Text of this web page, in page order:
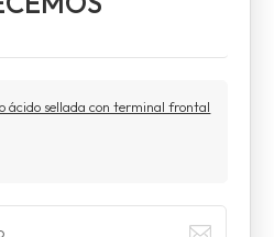
ácido sellada con terminal frontal